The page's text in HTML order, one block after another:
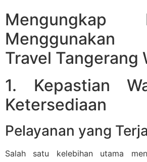
Mengungkap
Menggunakan
Travel Tangerang
1. Kepastian
Ketersediaan
Pelayanan yang
Salah satu kelebihan utama